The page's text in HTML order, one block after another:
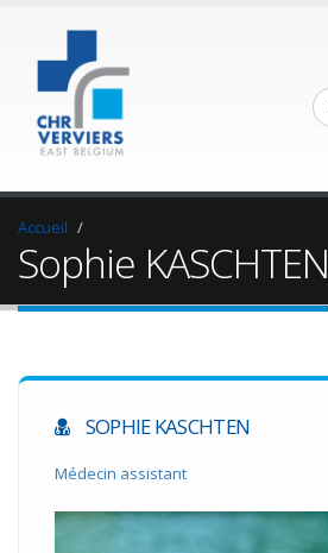
Accueil
Sophie KASCHTEN
SOPHIE KASCHTEN
Médecin assistant